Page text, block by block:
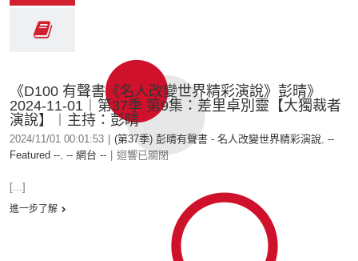
《D100 有聲書《名人改變世界精彩演說》彭晴》
2024-11-01︱第37季 第9集：差里卓別靈【大獨裁者
演說】︱主持：彭晴
2024/11/01 00:01:53 (第37季) 彭晴有聲書 - 名人改變世界精彩演說, --
Featured --, -- 網台 -- 迴響已關閉
[...]
進一步了解